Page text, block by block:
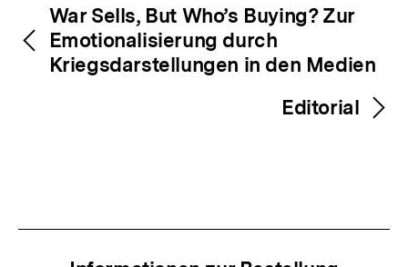
Inhaltsnavigation
Inhaltsnavigation
War Sells, But Who’s Buying? Zur
Emotionalisierung durch
Kriegsdarstellungen in den Medien
Editorial